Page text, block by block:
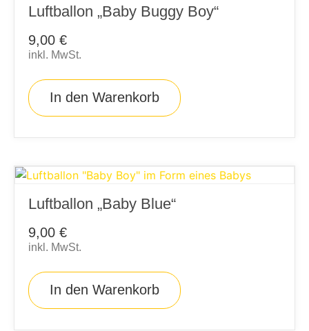
Luftballon „Baby Buggy Boy“
9,00 €
inkl. MwSt.
In den Warenkorb
Luftballon „Baby Blue“
9,00 €
inkl. MwSt.
In den Warenkorb